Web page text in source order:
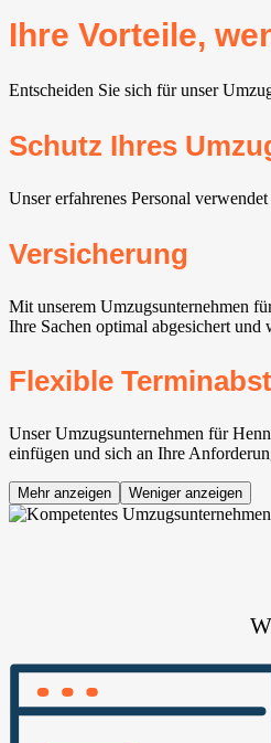
Ihre Vorteile,
Entscheiden Sie sich für unser
Schutz Ihres
Unser erfahrenes Personal
Versicherung
Mit unserem Umzugsunternehmen
Ihre Sachen optimal abgesichert
Flexible
Unser Umzugsunternehmen für
einfügen und sich an Ihre
Mehr anzeigen Weniger anzeigen